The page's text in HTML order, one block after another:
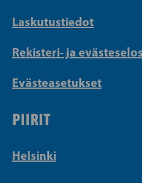
Laskutustiedot
Rekisteri- ja
Evästeasetukset
PIIRIT
Helsinki